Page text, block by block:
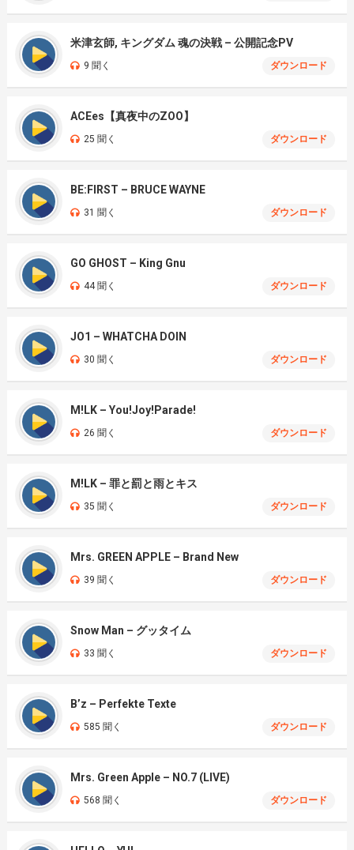
米津玄師, キングダム 魂の決戦 – 公開記念PV
9 聞く ダウンロード
ACEes【真夜中のZOO】
25 聞く ダウンロード
BE:FIRST – BRUCE WAYNE
31 聞く ダウンロード
GO GHOST – King Gnu
44 聞く ダウンロード
JO1 – WHATCHA DOIN
30 聞く ダウンロード
M!LK – You!Joy!Parade!
26 聞く ダウンロード
M!LK – 罪と罰と雨とキス
35 聞く ダウンロード
Mrs. GREEN APPLE – Brand New
39 聞く ダウンロード
Snow Man – グッタイム
33 聞く ダウンロード
B’z – Perfekte Texte
585 聞く ダウンロード
Mrs. Green Apple – NO.7 (LIVE)
568 聞く ダウンロード